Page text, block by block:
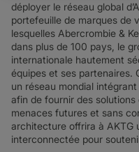
déployer le réseau global
portefeuille de marques de
lesquelles Abercrombie &
dans plus de 100 pays, le
internationale hautement
équipes et ses partenaires.
un réseau mondial intégrant
afin de fournir des
menaces futures et sans
architecture offrira à AKTG
interconnectée pour